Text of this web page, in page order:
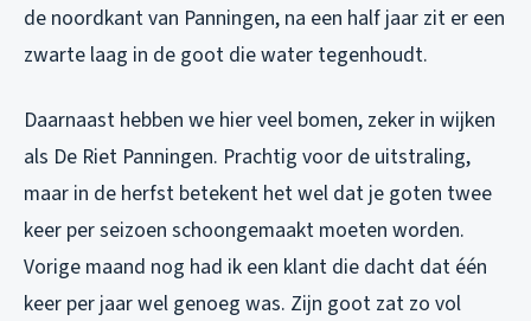
de noordkant van Panningen, na een half jaar zit er een
zwarte laag in de goot die water tegenhoudt.
Daarnaast hebben we hier veel bomen, zeker in wijken
als De Riet Panningen. Prachtig voor de uitstraling,
maar in de herfst betekent het wel dat je goten twee
keer per seizoen schoongemaakt moeten worden.
Vorige maand nog had ik een klant die dacht dat één
keer per jaar wel genoeg was. Zijn goot zat zo vol